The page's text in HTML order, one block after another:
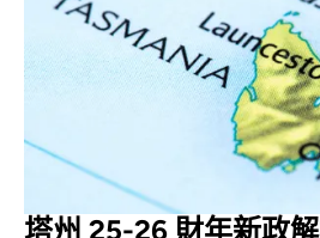
塔州 25-26 財年新政